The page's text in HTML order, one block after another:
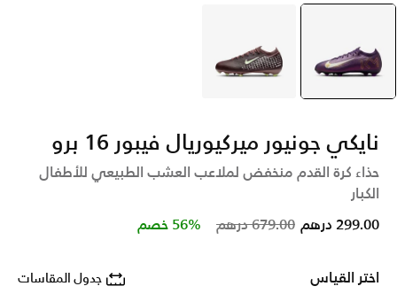
selected
بنفسجي بنى
نايكي جونيور ميركيوريال فيبور 16 برو
حذاء كرة القدم منخفض لملاعب العشب الطبيعي للأطفال
الكبار
Price reduced from
679.00 درهم to 299.00 درهم 56% خصم
اختر القياس جدول المقاسات